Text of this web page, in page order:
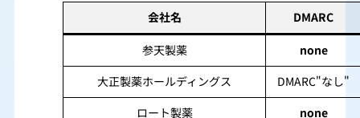
会社名
DMARC
参天製薬
none
大正製薬ホールディングス
DMARC"なし"